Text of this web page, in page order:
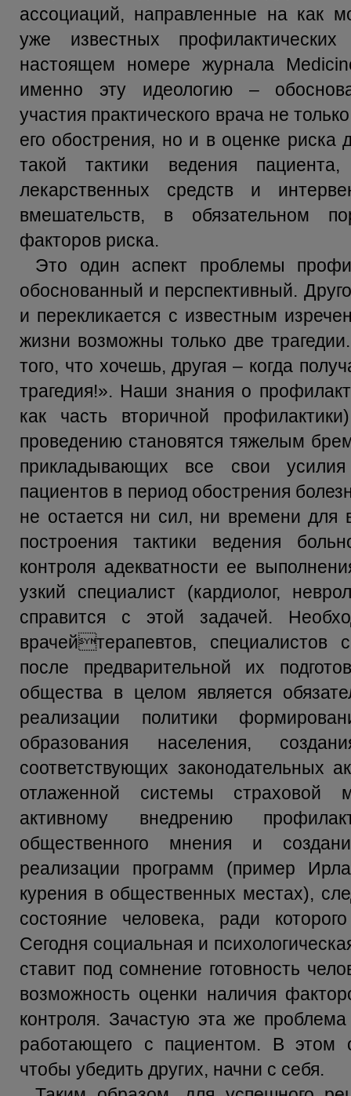
ассоциаций, направленные на как
уже известных
настоящем номере журнала
именно эту идеологию –
участия практического врача не
его обострения, но и в оценке
такой тактики ведения
лекарственных средств и
вмешательств, в обязательном
факторов риска.
Это один аспект проблемы
обоснованный и перспективный.
и перекликается с известным
жизни возможны только две
того, что хочешь, другая – когда
трагедия!». Наши знания о
как часть вторичной
проведению становятся тяжелым
прикладывающих все свои
пациентов в период обострения
не остается ни сил, ни времени для
построения тактики ведения
контроля адекватности ее
узкий специалист (кардиолог,
справится с этой задачей.
врачейтерапевтов,
после предварительной их
общества в целом является
реализации политики
образования населения,
соответствующих законодательных
отлаженной системы страховой
активному внедрению
общественного мнения и
реализации программ (пример
курения в общественных местах),
состояние человека, ради
Сегодня социальная и
ставит под сомнение готовность
возможность оценки наличия
контроля. Зачастую эта же
работающего с пациентом. В этом
чтобы убедить других, начни с себя.